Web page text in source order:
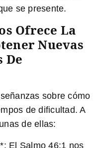
se presente.
Ofrece La
Nuevas
De
sobre cómo
de dificultad. A
de ellas:
El Salmo 46:1 nos